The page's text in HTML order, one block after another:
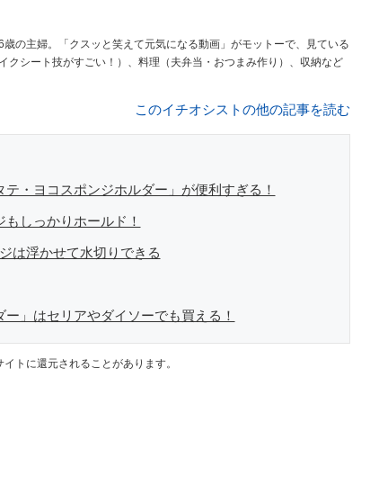
の主婦。「クスッと笑えて元気になる動画」がモットーで、見ている
シート技がすごい！）、料理（夫弁当・おつまみ作り）、収納など
このイチオシストの他の記事を読む
・ヨコスポンジホルダー」が便利すぎる！
しっかりホールド！
は浮かせて水切りできる
」はセリアやダイソーでも買える！
トに還元されることがあります。